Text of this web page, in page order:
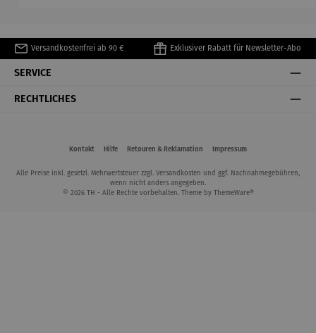
Versandkostenfrei ab 90 € Exklusiver Rabatt für Newsletter-Abo
SERVICE
RECHTLICHES
Kontakt Hilfe Retouren & Reklamation Impressum
Alle Preise inkl. gesetzl. Mehrwertsteuer zzgl. Versandkosten und ggf. Nachnahmegebühren,
wenn nicht anders angegeben.
© 2026 TH - Alle Rechte vorbehalten. Theme by ThemeWare®